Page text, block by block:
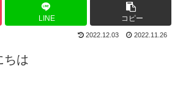
LINE コピー
2022.12.03 2022.11.26
ちは